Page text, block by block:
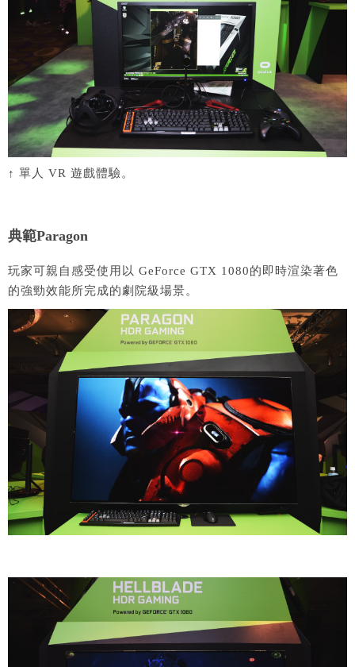
↑ 單人 VR 遊戲體驗。
典範Paragon
玩家可親自感受使用以 GeForce GTX 1080的即時渲染著色
的強勁效能所完成的劇院級場景。